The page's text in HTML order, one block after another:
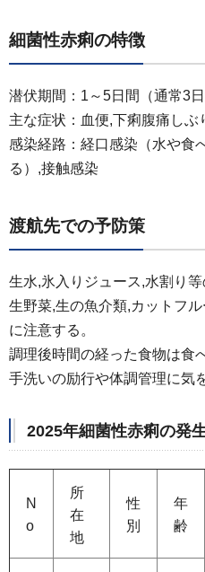
細菌性赤痢の特徴
潜伏期間：1～5日間（通常3日
主な症状：血便,下痢腹痛しぶ
感染経路：経口感染（水や食
る）,接触感染
渡航先での予防策
生水,氷入りジュース,水割り等
生野菜,生の魚介類,カットフ
に注意する。
調理後時間の経った食物は食
手洗いの励行や体調管理に気
2025年細菌性赤痢の発
N
o
所
在
地
性
別
年
齢